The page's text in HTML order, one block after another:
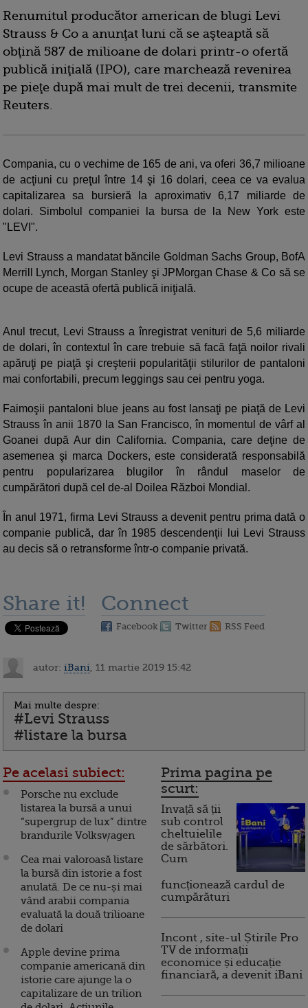
Renumitul producător american de blugi Levi
Strauss & Co a anunţat luni că se aşteaptă să
obţină 587 de milioane de dolari printr-o ofertă
publică iniţială (IPO), care marchează revenirea
pe pieţe după mai mult de trei decenii, transmite
Reuters.
Compania, cu o vechime de 165 de ani, va oferi 36,7 milioane
de acţiuni cu preţul între 14 şi 16 dolari, ceea ce va evalua
capitalizarea sa bursieră la aproximativ 6,17 miliarde de
dolari. Simbolul companiei la bursa de la New York este
"LEVI".
Levi Strauss a mandatat băncile Goldman Sachs Group, BofA
Merrill Lynch, Morgan Stanley şi JPMorgan Chase & Co să se
ocupe de această ofertă publică iniţială.
Anul trecut, Levi Strauss a înregistrat venituri de 5,6 miliarde
de dolari, în contextul în care trebuie să facă faţă noilor rivali
apăruţi pe piaţă şi creşterii popularităţii stilurilor de pantaloni
mai confortabili, precum leggings sau cei pentru yoga.
Faimoşii pantaloni blue jeans au fost lansaţi pe piaţă de Levi
Strauss în anii 1870 la San Francisco, în momentul de vârf al
Goanei după Aur din California. Compania, care deţine de
asemenea şi marca Dockers, este considerată responsabilă
pentru popularizarea blugilor în rândul maselor de
cumpărători după cel de-al Doilea Război Mondial.
În anul 1971, firma Levi Strauss a devenit pentru prima dată o
companie publică, dar în 1985 descendenţii lui Levi Strauss
au decis să o retransforme într-o companie privată.
Share it! Connect
Facebook Twitter RSS Feed
autor: iBani , 11 martie 2019 15:42
Mai multe despre:
#Levi Strauss
#listare la bursa
Pe acelasi subiect:
Porsche nu exclude
listarea la bursă a unui
“supergrup de lux” dintre
brandurile Volkswagen
Cea mai valoroasă listare
la bursă din istorie a fost
anulată. De ce nu-și mai
vând arabii compania
evaluată la două trilioane
de dolari
Apple devine prima
companie americană din
istorie care ajunge la o
capitalizare de un trilion
Prima pagina pe
scurt:
Invață să ții
sub control
cheltuielile
de sărbători.
Cum
funcționează cardul de
cumpărături
Incont , site-ul Știrile Pro
TV de informații
economice și educație
financiară, a devenit iBani